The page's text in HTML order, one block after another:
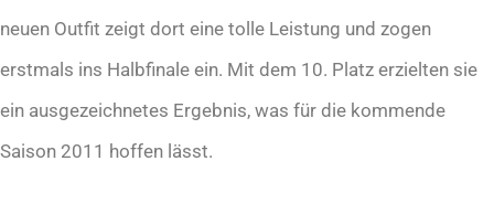
neuen Outfit zeigt dort eine tolle Leistung und zogen
erstmals ins Halbfinale ein. Mit dem 10. Platz erzielten sie
ein ausgezeichnetes Ergebnis, was für die kommende
Saison 2011 hoffen lässt.